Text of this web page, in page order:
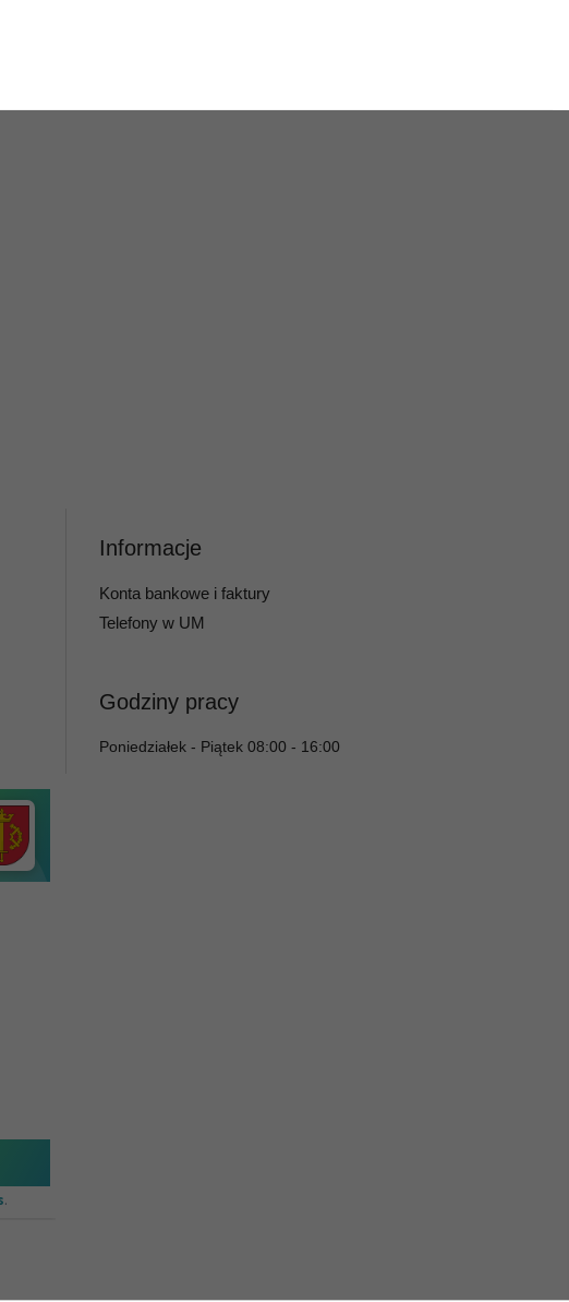
Informacje
Konta bankowe i faktury
Telefony w UM
Godziny pracy
Poniedziałek - Piątek 08:00 - 16:00